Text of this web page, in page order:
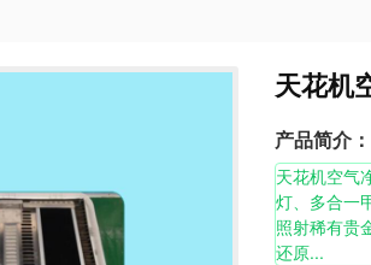
天花机
产品简介：
天花机空气
灯、多合一
照射稀有贵
还原...